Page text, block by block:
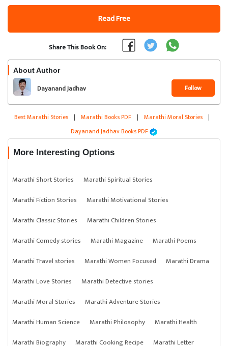
Read Free
Share This Book On:
About Author
Dayanand Jadhav Follow
Best Marathi Stories | Marathi Books PDF | Marathi Moral Stories |
Dayanand Jadhav Books PDF
More Interesting Options
Marathi Short Stories
Marathi Spiritual Stories
Marathi Fiction Stories
Marathi Motivational Stories
Marathi Classic Stories
Marathi Children Stories
Marathi Comedy stories
Marathi Magazine
Marathi Poems
Marathi Travel stories
Marathi Women Focused
Marathi Drama
Marathi Love Stories
Marathi Detective stories
Marathi Moral Stories
Marathi Adventure Stories
Marathi Human Science
Marathi Philosophy
Marathi Health
Marathi Biography
Marathi Cooking Recipe Marathi Letter